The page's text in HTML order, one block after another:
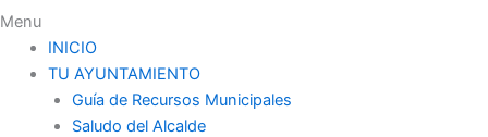
Menu
INICIO
TU AYUNTAMIENTO
Guía de Recursos Municipales
Saludo del Alcalde